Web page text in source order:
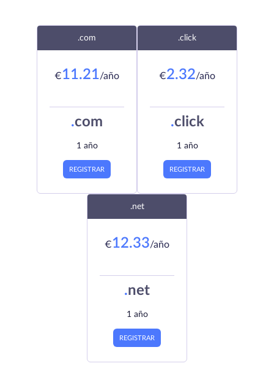
.com
€11.21/año
.com
1 año
REGISTRAR
.click
€2.32/año
.click
1 año
REGISTRAR
.net
€12.33/año
.net
1 año
REGISTRAR